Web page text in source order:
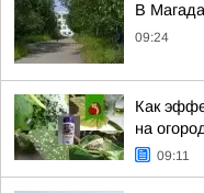
В
09:24
Как
на
09:11